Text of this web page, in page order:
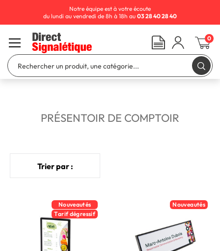
PRÉSENTOIR DE COMPTOIR
Trier par :
Nouveautés
Tarif dégressif
Nouveautés
Notre équipe est à votre écoute
du lundi au vendredi de 8h à 18h au 03 28 40 28 40
0